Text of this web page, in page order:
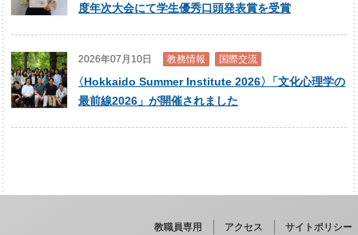
度年次大会にて学生優秀口頭発表賞を受賞
2026年07月10日 教務情報 国際交流
〈Hokkaido Summer Institute 2026〉
「文化心理学の
最前線2026」が開催されました
教職員専用 アクセス
サイトポリシー